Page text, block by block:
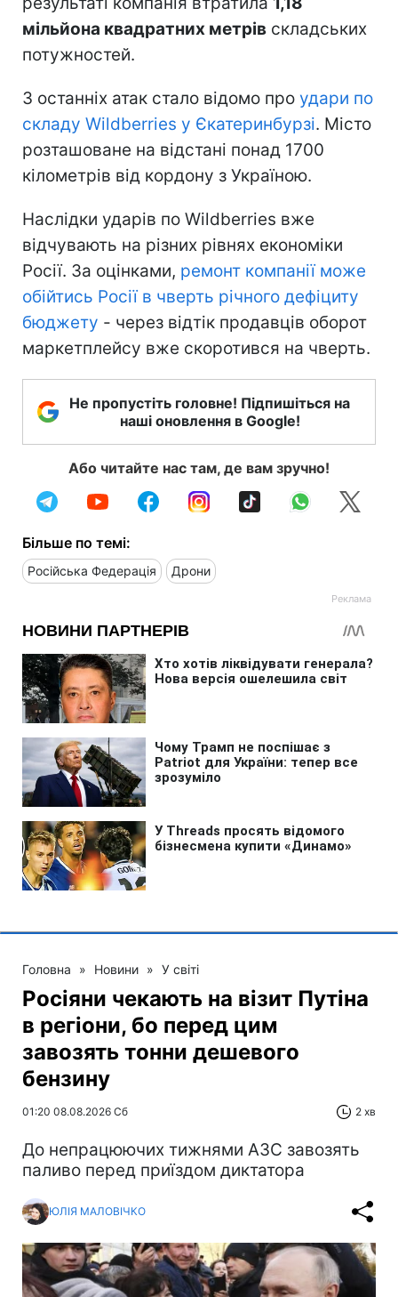
мільйона квадратних метрів складських
потужностей.
З останніх атак стало відомо про удари по
складу Wildberries у Єкатеринбурзі. Місто
розташоване на відстані понад 1700
кілометрів від кордону з Україною.
Наслідки ударів по Wildberries вже
відчувають на різних рівнях економіки
Росії. За оцінками, ремонт компанії може
обійтись Росії в чверть річного дефіциту
бюджету - через відтік продавців оборот
маркетплейсу вже скоротився на чверть.
Не пропустіть головне! Підпишіться на
наші оновлення в Google!
Або читайте нас там, де вам зручно!
Більше по темі:
Російська Федерація Дрони
Головна » Новини » У світі
Росіяни чекають на візит Путіна
в регіони, бо перед цим
завозять тонни дешевого
бензину
01:20 08.08.2026 Сб 2 хв
До непрацюючих тижнями АЗС завозять
паливо перед приїздом диктатора
ЮЛІЯ МАЛОВІЧКО